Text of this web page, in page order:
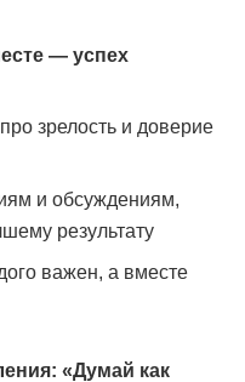
— успех
зрелость и доверие
и обсуждениям,
результату
важен, а вместе
«Думай как